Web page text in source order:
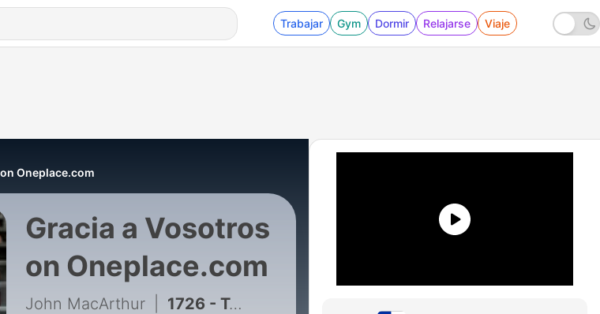
Trabajar Gym Dormir Relajarse Viaje
Oneplace.com
Gracia a Vosotros
on Oneplace.com
John MacArthur 1726 - Tesoros en el cielo, 2ª Parte (B)